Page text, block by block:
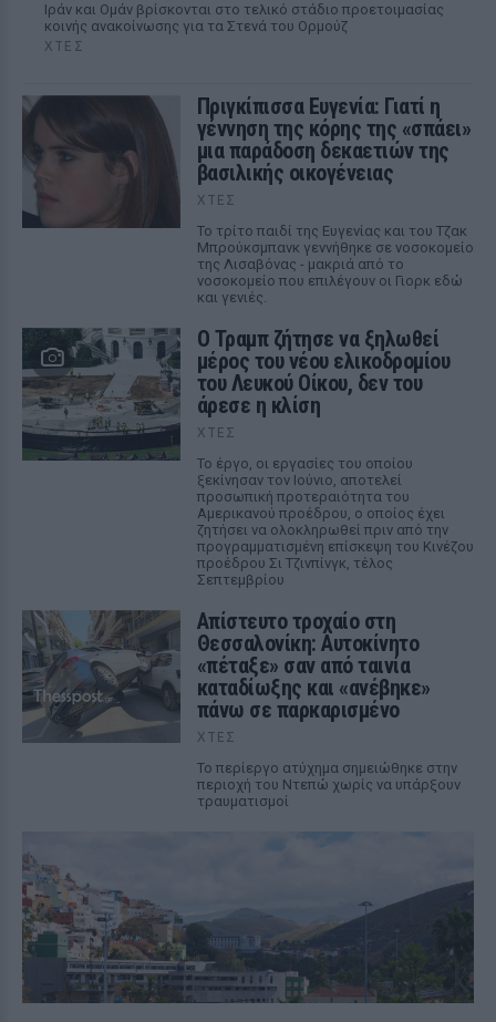
Ιράν και Ομάν βρίσκονται στο τελικό στάδιο προετοιμασίας
κοινής ανακοίνωσης για τα Στενά του Ορμούζ
ΧΤΕΣ
Πριγκίπισσα Ευγενία: Γιατί η
γέννηση της κόρης της «σπάει»
μια παράδοση δεκαετιών της
βασιλικής οικογένειας
ΧΤΕΣ
Το τρίτο παιδί της Ευγενίας και του Τζακ
Μπρούκσμπανκ γεννήθηκε σε νοσοκομείο
της Λισαβόνας - μακριά από το
νοσοκομείο που επιλέγουν οι Γιορκ εδώ
και γενιές.
Ο Τραμπ ζήτησε να ξηλωθεί
μέρος του νέου ελικοδρομίου
του Λευκού Οίκου, δεν του
άρεσε η κλίση
ΧΤΕΣ
Το έργο, οι εργασίες του οποίου
ξεκίνησαν τον Ιούνιο, αποτελεί
προσωπική προτεραιότητα του
Αμερικανού προέδρου, ο οποίος έχει
ζητήσει να ολοκληρωθεί πριν από την
προγραμματισμένη επίσκεψη του Κινέζου
προέδρου Σι Τζινπίνγκ, τέλος
Σεπτεμβρίου
Απίστευτο τροχαίο στη
Θεσσαλονίκη: Αυτοκίνητο
«πέταξε» σαν από ταινία
καταδίωξης και «ανέβηκε»
πάνω σε παρκαρισμένο
ΧΤΕΣ
Το περίεργο ατύχημα σημειώθηκε στην
περιοχή του Ντεπώ χωρίς να υπάρξουν
τραυματισμοί